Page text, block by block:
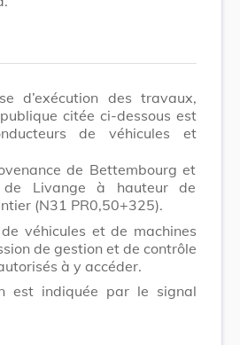
d’exécution des travaux,
citée ci-dessous est
de véhicules et
de Bettembourg et
Livange à hauteur de
(N31 PR0,50+325).
véhicules et de machines
de gestion et de contrôle
à y accéder.
est indiquée par le signal